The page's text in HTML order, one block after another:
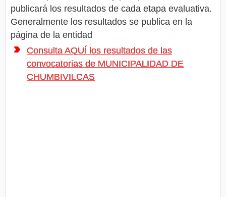
publicará los resultados de cada etapa evaluativa.
Generalmente los resultados se publica en la
página de la entidad
Consulta AQUÍ los resultados de las
convocatorias de MUNICIPALIDAD DE
CHUMBIVILCAS